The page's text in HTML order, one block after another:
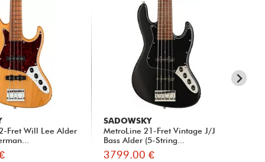
Fret Will Lee Alder
SADOWSKY
MetroLine 21-Fret Vintage J/J
Bass Alder (5-String...
3799.00 €